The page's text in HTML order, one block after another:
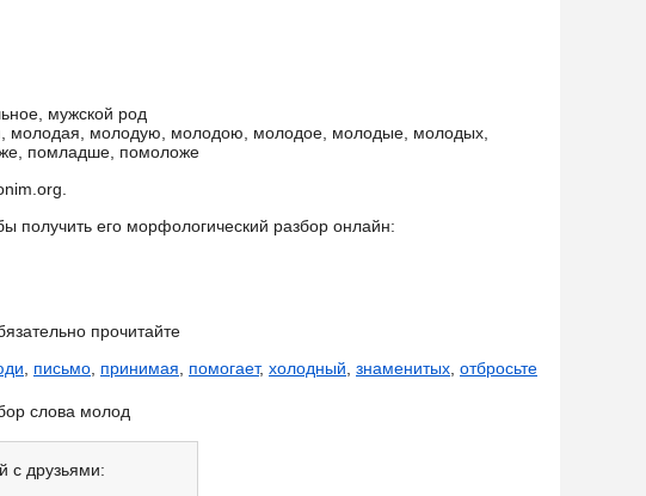
мужской род
молодую, молодою, молодое, молодые, молодых,
помладше, помоложе
получить его морфологический разбор онлайн:
прочитайте
письмо принимая помогает, холодный знаменитых отбросьте
слова молод
с друзьями: